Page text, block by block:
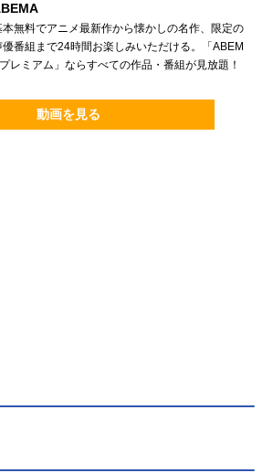
本無料でアニメ最新作から懐かしの名作、限定の
優番組まで24時間お楽しみいただける。「ABEM
レミアム」ならすべての作品・番組が見放題！
動画を見る